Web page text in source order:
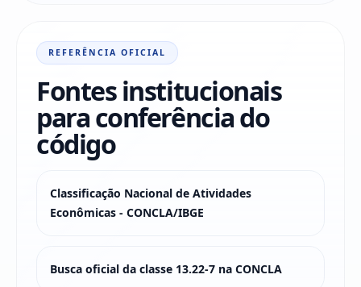
REFERÊNCIA OFICIAL
Fontes institucionais
para conferência do
código
Classificação Nacional de Atividades
Econômicas - CONCLA/IBGE
Busca oficial da classe 13.22-7 na CONCLA